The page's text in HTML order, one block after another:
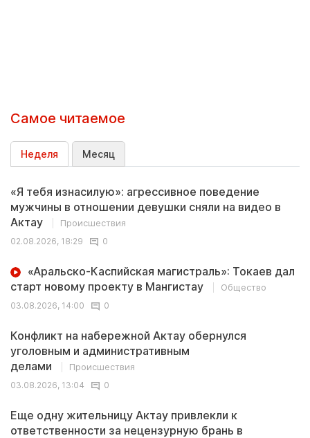
Самое читаемое
Неделя Месяц
«Я тебя изнасилую»: агрессивное поведение
мужчины в отношении девушки сняли на видео в
Актау
Происшествия
02.08.2026, 18:29
0
«Аральско-Каспийская магистраль»: Токаев дал
старт новому проекту в Мангистау
Общество
03.08.2026, 14:00
0
Конфликт на набережной Актау обернулся
уголовным и административным
делами
Происшествия
03.08.2026, 13:04
0
Еще одну жительницу Актау привлекли к
ответственности за нецензурную брань в